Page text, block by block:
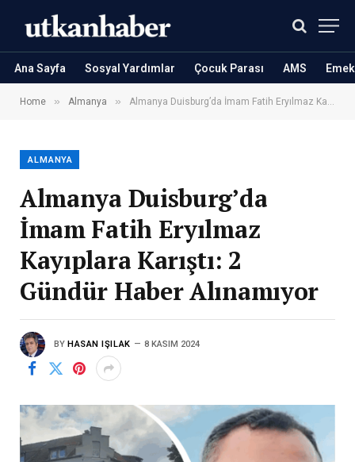
Ana Sayfa Sosyal Yardımlar Çocuk Parası AMS
Home » Almanya » Almanya Duisburg’da İmam Fatih Eryılmaz Kayıplara Karıştı: 2 Gündür Haber Alınamıyor
ALMANYA
Almanya Duisburg’da
İmam Fatih Eryılmaz
Kayıplara Karıştı: 2
Gündür Haber Alınamıyor
BY HASAN IŞILAK 8 KASIM 2024